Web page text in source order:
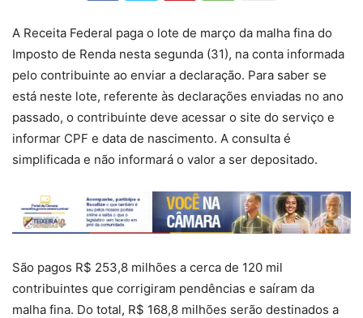
A Receita Federal paga o lote de março da malha fina do
Imposto de Renda nesta segunda (31), na conta informada
pelo contribuinte ao enviar a declaração. Para saber se
está neste lote, referente às declarações enviadas no ano
passado, o contribuinte deve acessar o site do serviço e
informar CPF e data de nascimento. A consulta é
simplificada e não informará o valor a ser depositado.
São pagos R$ 253,8 milhões a cerca de 120 mil
contribuintes que corrigiram pendências e saíram da
malha fina. Do total, R$ 168,8 milhões serão destinados a